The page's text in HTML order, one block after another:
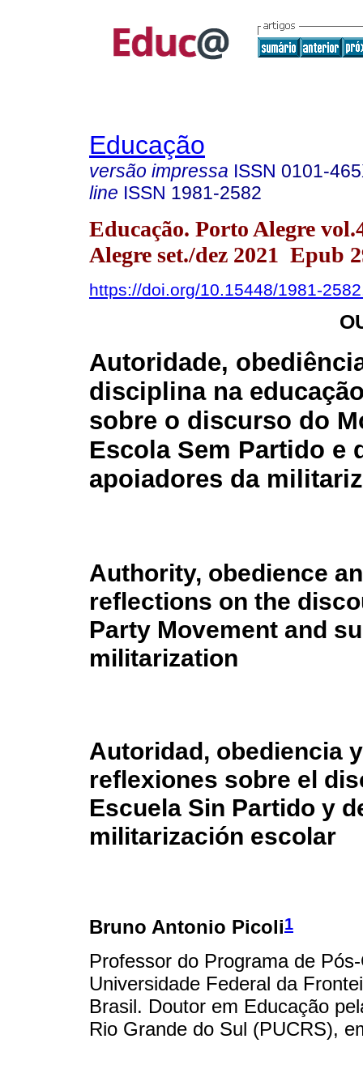
Educação
versão impressa ISSN 0101-
line ISSN 1981-2582
Educação. Porto Alegre
Alegre set./dez 2021 Epub
https://doi.org/10.15448/1981-
Autoridade,
disciplina na
sobre o discurso do
Escola Sem Partido e
apoiadores da
Authority, obedience
reflections on the
Party Movement and
militarization
Autoridad, obediencia
reflexiones sobre el
Escuela Sin Partido y
militarización escolar
Bruno Antonio Picoli1
Professor do Programa de
Universidade Federal da
Brasil. Doutor em Educação
Rio Grande do Sul (PUCRS),